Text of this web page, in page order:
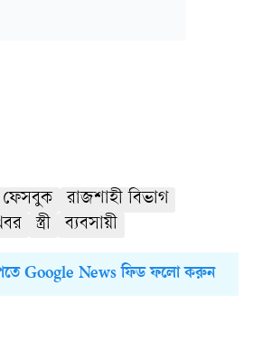
ফেসবুক
রাজশাহী বিভাগ
স্ত্রী ব্যবসায়ী
Google News ফিড ফলো করুন